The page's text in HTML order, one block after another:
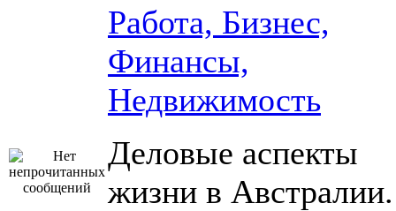
Работа, Бизнес,
Финансы,
Недвижимость
Деловые аспекты
жизни в Австралии.